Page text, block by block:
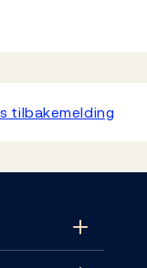
tilbakemelding